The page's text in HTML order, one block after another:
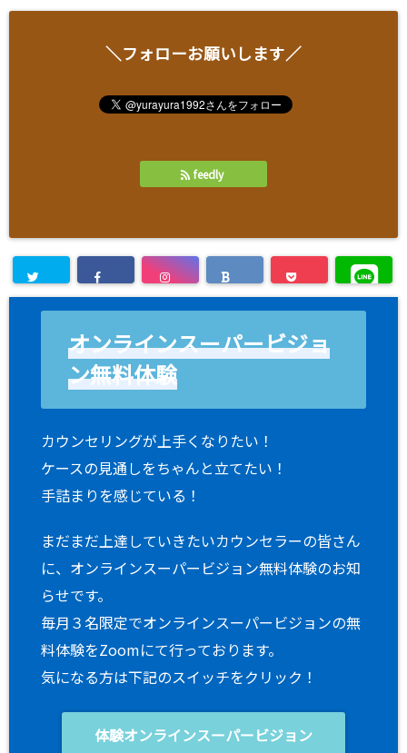
＼フォローお願いします／
feedly
オンラインスーパービジョ
ン無料体験
カウンセリングが上手くなりたい！
ケースの見通しをちゃんと立てたい！
手詰まりを感じている！
まだまだ上達していきたいカウンセラーの皆さん
に、オンラインスーパービジョン無料体験のお知
らせです。
毎月３名限定でオンラインスーパービジョンの無
料体験をZoomにて行っております。
気になる方は下記のスイッチをクリック！
体験オンラインスーパービジョン